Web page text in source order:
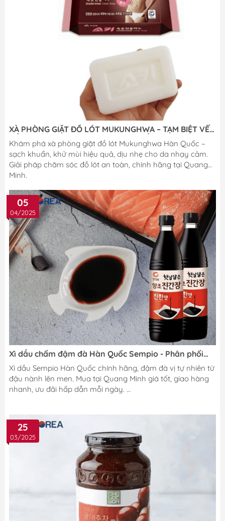
​XÀ PHÒNG GIẶT ĐỒ LÓT MUKUNGHWA – TẠM BIỆT VẾT
BẨN, KHỬ SẠCH MÙI HÔI, SẠCH KHUẨN.
Khám phá xà phòng giặt đồ lót Mukunghwa Hàn Quốc –
sạch khuẩn, khử mùi hiệu quả, dịu nhẹ cho da nhạy cảm.
Giải pháp chăm sóc đồ lót an toàn, chính hãng tại Quang
Minh.
05
04/2025
Xì dầu chấm đậm đà Hàn Quốc Sempio - Phân phối
chính hãng, giá tốt tại Quang Minh
Xì dầu Sempio Hàn Quốc chính hãng, đậm đà vị tự nhiên từ
đậu nành lên men. Mua tại Quang Minh giá tốt, giao hàng
nhanh, ưu đãi hấp dẫn mỗi ngày.
25
03/2025